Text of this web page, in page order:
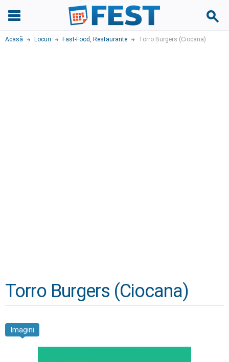
Acasă Locuri Fast-Food , Restaurante Torro Burgers (Ciocana)
Torro Burgers (Ciocana)
Imagini